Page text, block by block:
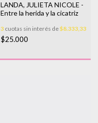
LANDA, JULIETA NICOLE -
Entre la herida y la cicatriz
3 cuotas sin interés de$8.333,33
$25.000